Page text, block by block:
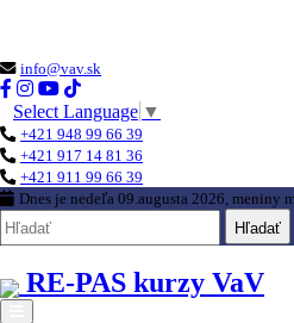
info@vav.sk
Select Language ▼
+421 948 99 66 39
+421 917 14 81 36
+421 911 99 66 39
Dnes je nedeľa 09.augusta 2026, meniny
Hľadať
RE-PAS kurzy VaV